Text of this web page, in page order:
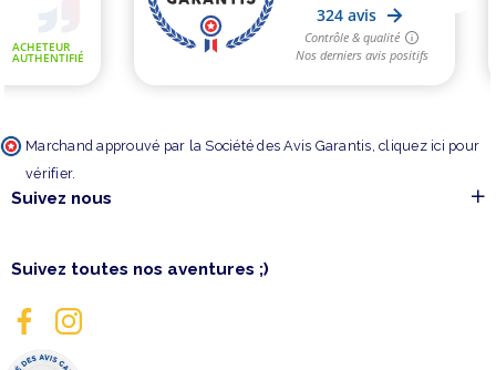
Marchand approuvé par la Société des Avis Garantis, cliquez ici pour
vérifier.
Suivez nous
Suivez toutes nos aventures ;)